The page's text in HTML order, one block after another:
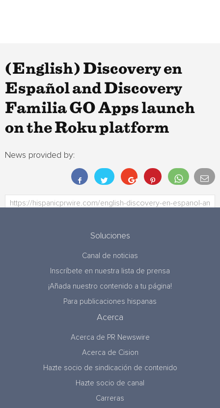
(English) Discovery en
Español and Discovery
Familia GO Apps launch
on the Roku platform
News provided by:
Soluciones
Canal de noticias
Inscríbete en nuestra lista de prensa
¡Añada nuestro contenido a tu página!
Para publicaciones hispanas
Acerca
Acerca de PR Newswire
Acerca de Cision
Hazte socio de sindicación de contenido
Hazte socio de canal
Carreras